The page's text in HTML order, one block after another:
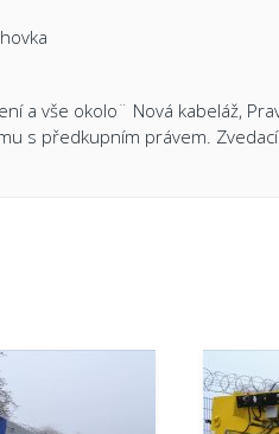
a vše okolo¨ Nová kabeláž,
s předkupním právem. Zvedací